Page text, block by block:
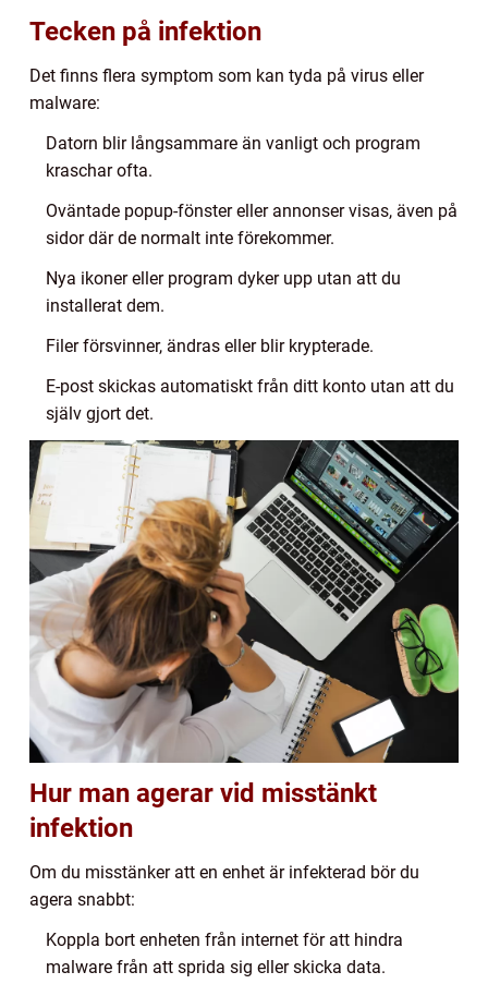
Tecken på infektion
Det finns flera symptom som kan tyda på virus eller
malware:
Datorn blir långsammare än vanligt och program
kraschar ofta.
Oväntade popup-fönster eller annonser visas, även på
sidor där de normalt inte förekommer.
Nya ikoner eller program dyker upp utan att du
installerat dem.
Filer försvinner, ändras eller blir krypterade.
E-post skickas automatiskt från ditt konto utan att du
själv gjort det.
Hur man agerar vid misstänkt
infektion
Om du misstänker att en enhet är infekterad bör du
agera snabbt:
Koppla bort enheten från internet för att hindra
malware från att sprida sig eller skicka data.